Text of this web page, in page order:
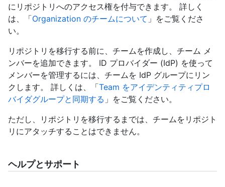
にリポジトリへのアクセス権を付与できます。 詳しく
は、「Organization のチームについて 」をご覧くださ
い。
リポジトリを移行する前に、チームを作成し、チーム メ
ンバーを追加できます。 ID プロバイダー (IdP) を使って
メンバーを管理するには、チームを IdP グループにリン
クします。 詳しくは、「Team をアイデンティティプロ
バイダグループと同期する 」をご覧ください。
ただし、リポジトリを移行するまでは、チームをリポジト
リにアタッチすることはできません。
ヘルプとサポート